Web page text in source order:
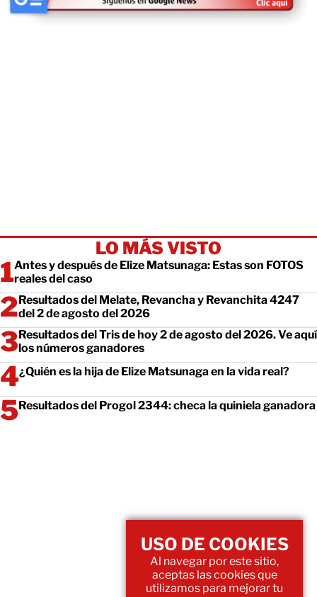
LO MÁS VISTO
Antes y después de Elize Matsunaga: Estas son FOTOS
reales del caso
Resultados del Melate, Revancha y Revanchita 4247
del 2 de agosto del 2026
Resultados del Tris de hoy 2 de agosto del 2026. Ve aquí
los números ganadores
¿Quién es la hija de Elize Matsunaga en la vida real?
Resultados del Progol 2344: checa la quiniela ganadora
USO DE COOKIES
Al navegar por este sitio,
aceptas las cookies que
utilizamos para mejorar tu